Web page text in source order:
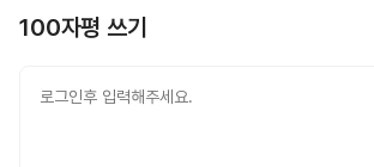
100자평 쓰기